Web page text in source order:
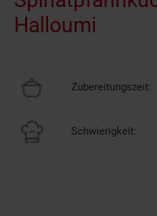
Halloumi
Zubereitungszeit:
Schwierigkeit: